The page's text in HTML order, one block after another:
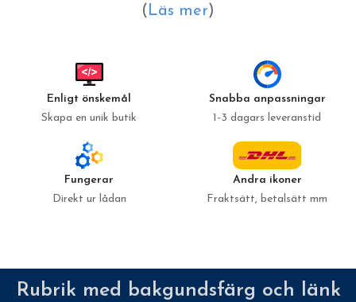
( Läs mer)
Enligt önskemål
Skapa en unik butik
Snabba anpassningar
1-3 dagars leveranstid
Fungerar
Direkt ur lådan
Andra ikoner
Fraktsätt, betalsätt mm
Rubrik med bakgundsfärg och länk